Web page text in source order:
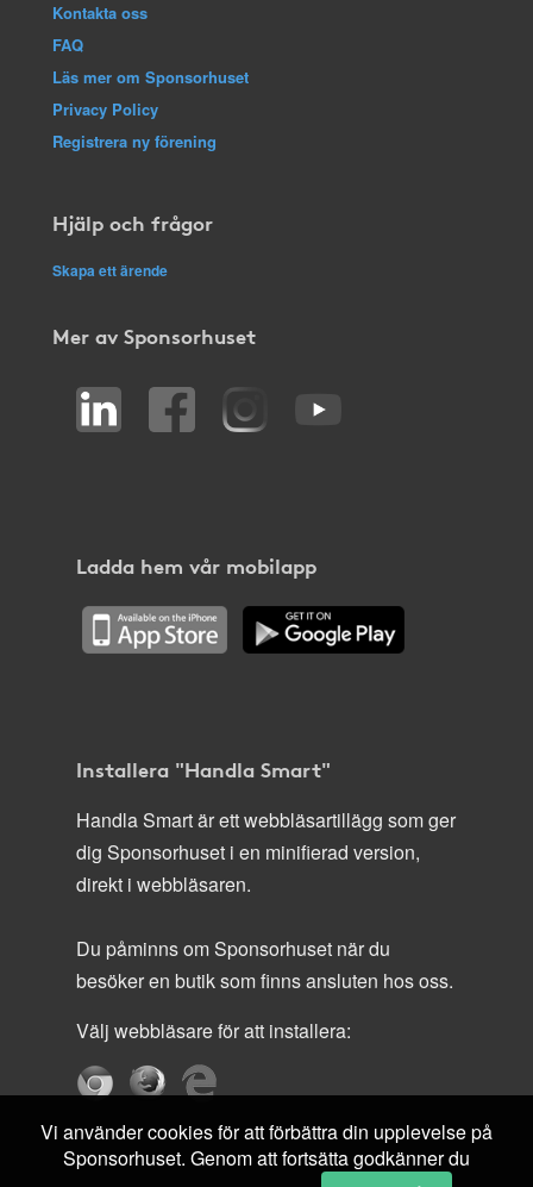
Kontakta oss
FAQ
Läs mer om Sponsorhuset
Privacy Policy
Registrera ny förening
Hjälp och frågor
Skapa ett ärende
Mer av Sponsorhuset
Ladda hem vår mobilapp
Installera "Handla Smart"
Handla Smart är ett webbläsartillägg som ger
dig Sponsorhuset i en minifierad version,
direkt i webbläsaren.
Du påminns om Sponsorhuset när du
besöker en butik som finns ansluten hos oss.
Välj webbläsare för att installera:
Vi använder cookies för att förbättra din upplevelse på
Sponsorhuset. Genom att fortsätta godkänner du